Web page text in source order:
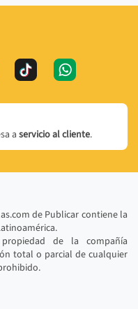
aservicio al cliente.
de Publicar contiene la
de la compañía
total o parcial de cualquier